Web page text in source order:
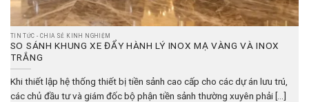
TIN TỨC - CHIA SẺ KINH NGHIỆM
SO SÁNH KHUNG XE ĐẨY HÀNH LÝ INOX MẠ VÀNG VÀ INOX
TRẮNG
Khi thiết lập hệ thống thiết bị tiền sảnh cao cấp cho các dự án lưu trú,
các chủ đầu tư và giám đốc bộ phận tiền sảnh thường xuyên phải [...]